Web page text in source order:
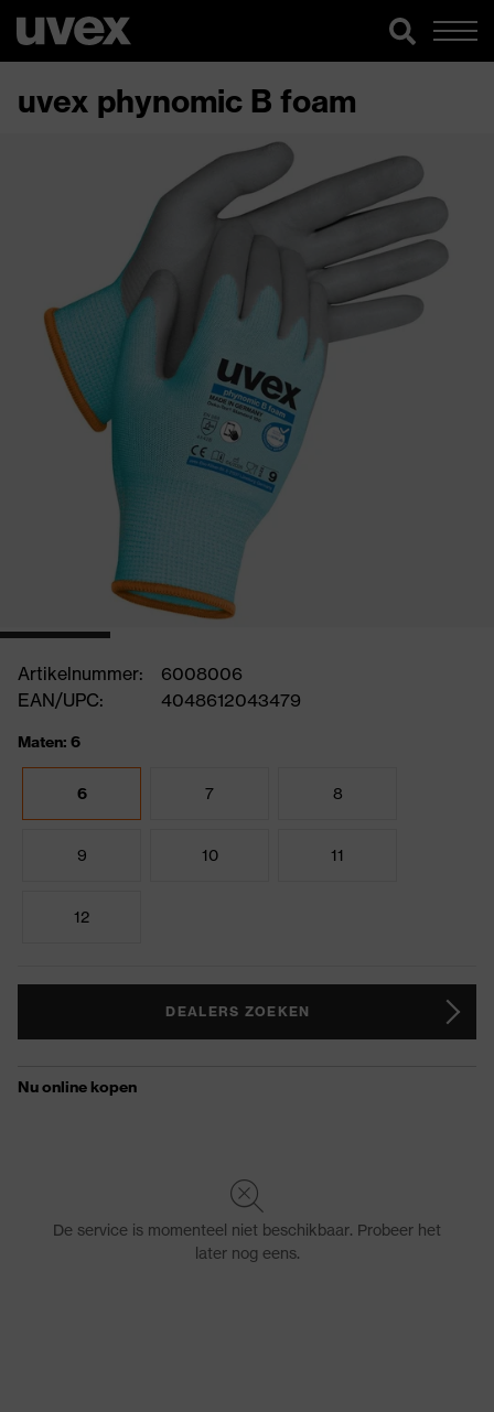
uvex phynomic B foam
Artikelnummer:
6008006
EAN/UPC:
4048612043479
Maten: 6
6 7 8
9 10 11
12
DEALERS ZOEKEN